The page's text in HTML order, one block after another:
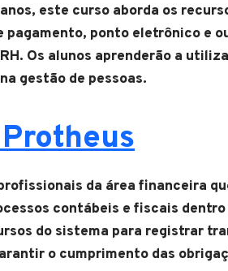
este curso aborda os
pagamento, ponto eletrônico e
Os alunos aprenderão a
gestão de pessoas.
da área financeira
contábeis e fiscais dentro
do sistema para registrar
o cumprimento das